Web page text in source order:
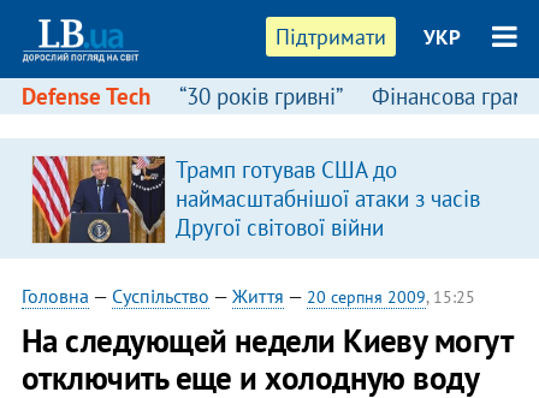
Підтримати УКР
Defense Tech “30 років гривні” Фінансова
Трамп готував США до
наймасштабнішої атаки з часів
Другої світової війни
Головна — Суспільство — Життя — 20 серпня 2009, 15:25
На следующей недели Киеву могут
отключить еще и холодную воду